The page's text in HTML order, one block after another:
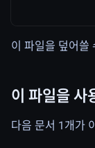
이 파일을 덮어쓸
이 파일을 사
다음 문서 1개가